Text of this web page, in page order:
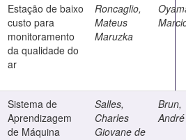
Estação de baixo
custo para
monitoramento
da qualidade do
ar
Roncaglio,
Mateus
Maruzka
Sistema de
Aprendizagem
de Máquina
Salles,
Charles
Giovane de
Brun,